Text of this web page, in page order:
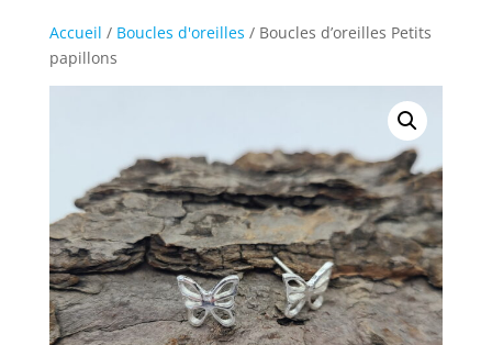
Accueil / Boucles d'oreilles / Boucles d’oreilles Petits
papillons